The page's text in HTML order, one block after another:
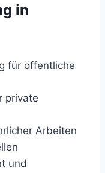
in
für öffentliche
private
Arbeiten
und